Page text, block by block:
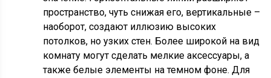
пространство, чуть снижая его, вертикальные –
наоборот, создают иллюзию высоких
потолков, но узких стен. Более широкой на вид
комнату могут сделать мелкие аксессуары, а
также белые элементы на темном фоне. Для